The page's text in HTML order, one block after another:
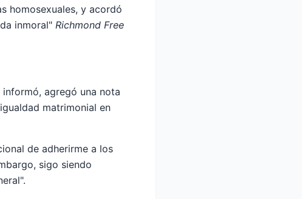
homosexuales, y acordó
inmoral" Richmond Free
agregó una nota
matrimonial en
de adherirme a los
sigo siendo